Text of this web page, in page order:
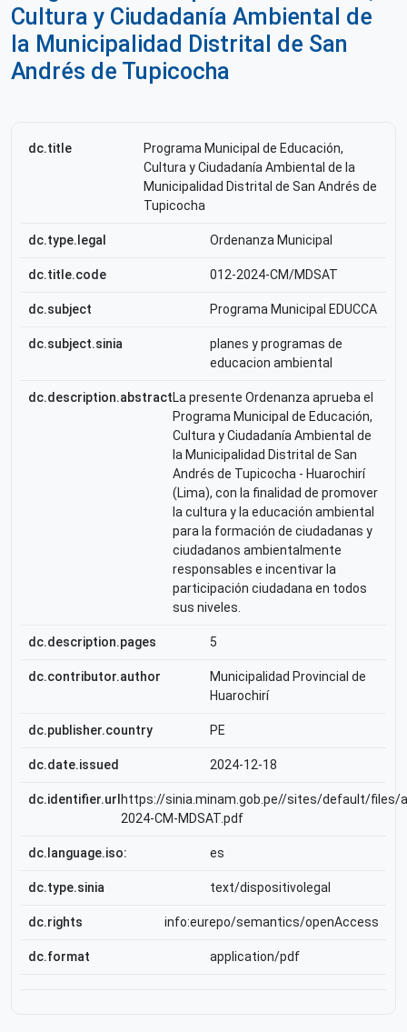
Cultura y Ciudadanía Ambiental de
la Municipalidad Distrital de San
Andrés de Tupicocha
dc.title
Programa Municipal de Educación,
Cultura y Ciudadanía Ambiental de la
Municipalidad Distrital de San Andrés de
Tupicocha
dc.type.legal Ordenanza Municipal
dc.title.code 012-2024-CM/MDSAT
dc.subject Programa Municipal EDUCCA
dc.subject.sinia
planes y programas de
educacion ambiental
dc.description.abstractLa presente Ordenanza aprueba el
Programa Municipal de Educación,
Cultura y Ciudadanía Ambiental de
la Municipalidad Distrital de San
Andrés de Tupicocha - Huarochirí
(Lima), con la finalidad de promover
la cultura y la educación ambiental
para la formación de ciudadanas y
ciudadanos ambientalmente
responsables e incentivar la
participación ciudadana en todos
sus niveles.
dc.description.pages 5
dc.contributor.author
Municipalidad Provincial de
Huarochirí
dc.publisher.country PE
dc.date.issued 2024-12-18
dc.identifier.url https://sinia.minam.gob.pe//sites/default/files/
2024-CM-MDSAT.pdf
dc.language.iso: es
dc.type.sinia text/dispositivolegal
dc.rights info:eurepo/semantics/openAccess
dc.format application/pdf